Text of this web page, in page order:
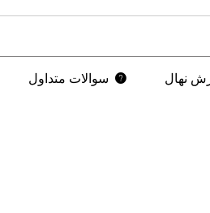
نهال سوالات متداول